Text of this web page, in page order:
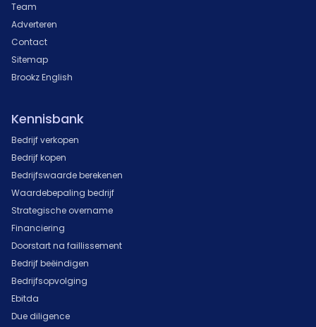
Team
Adverteren
Contact
Sitemap
Brookz English
Kennisbank
Bedrijf verkopen
Bedrijf kopen
Bedrijfswaarde berekenen
Waardebepaling bedrijf
Strategische overname
Financiering
Doorstart na faillissement
Bedrijf beëindigen
Bedrijfsopvolging
Ebitda
Due diligence